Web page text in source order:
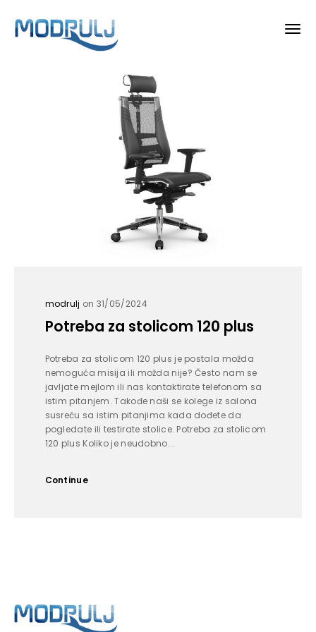
modrulj on 31/05/2024
Potreba za stolicom 120 plus
Potreba za stolicom 120 plus je postala možda
nemoguća misija ili možda nije? Često nam se
javljate mejlom ili nas kontaktirate telefonom sa
istim pitanjem. Takođe naši se kolege iz salona
susreću sa istim pitanjima kada dođete da
pogledate ili testirate stolice. Potreba za stolicom
120 plus Koliko je neudobno...
Continue